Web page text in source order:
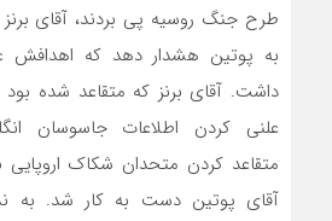
طرح جنگ روسیه پی بردند، آقای
به پوتین هشدار دهد که اهدافش
داشت. آقای برنز که متقاعد شده
علنی کردن اطلاعات جاسوسان
متقاعد کردن متحدان شکاک
آقای پوتین دست به کار شد. به